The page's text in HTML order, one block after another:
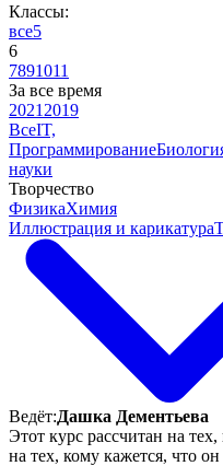
Классы:
все5
6
7891011
За все время
2021 2019
ВсеIT,
Программирование
науки
Творчество
ФизикаХимия
Иллюстрация и карикатура
Ведёт:Дашка Дементьева
Этот курс рассчитан на
на тех, кому кажется, что